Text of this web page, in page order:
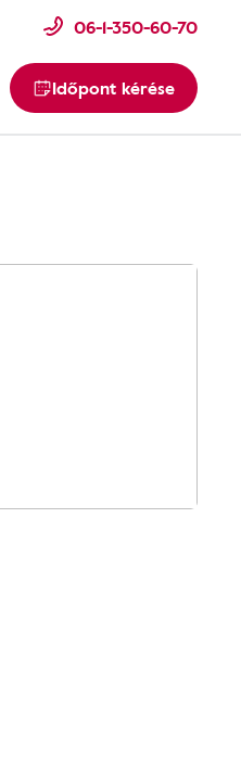
06-1-350-60-70
Időpont kérése